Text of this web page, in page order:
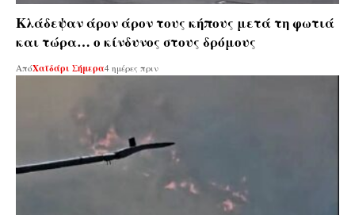
Κλάδεψαν άρον άρον τους κήπους μετά τη φωτιά
και τώρα… ο κίνδυνος στους δρόμους
ΑπόΧαϊδάρι Σήμερα4 ημέρες πριν